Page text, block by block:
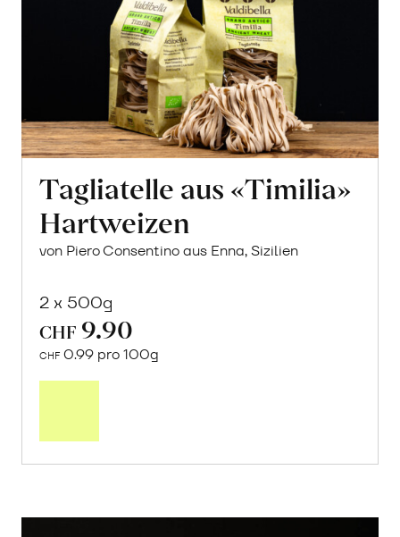
Tagliatelle aus «Timilia»
Hartweizen
von Piero Consentino aus Enna, Sizilien
2 x 500g
CHF 9.90
CHF 0.99 pro 100g